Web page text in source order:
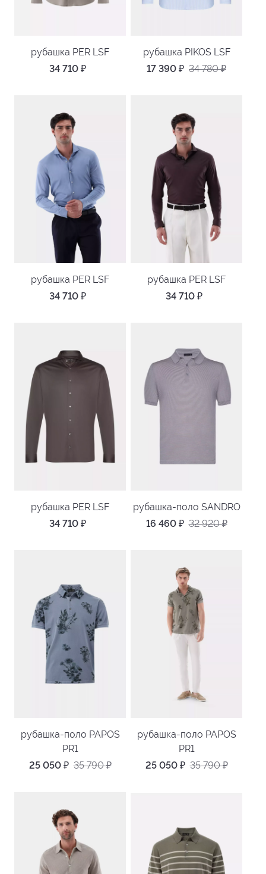
рубашка PER LSF
34 710 ₽
рубашка PIKOS LSF
17 390 ₽ 34 780₽
рубашка PER LSF
34 710 ₽
рубашка PER LSF
34 710 ₽
рубашка PER LSF
34 710 ₽
рубашка-поло SANDRO
16 460 ₽ 32 920₽
рубашка-поло PAPOS
PR1
25 050 ₽ 35 790₽
рубашка-поло PAPOS
PR1
25 050 ₽ 35 790₽